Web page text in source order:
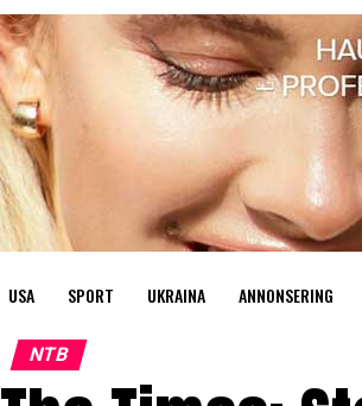
USA SPORT UKRAINA ANNONSERING
NTB